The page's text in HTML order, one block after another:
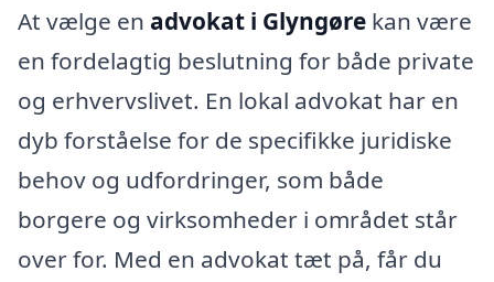
At vælge en advokat i Glyngøre kan være
en fordelagtig beslutning for både private
og erhvervslivet. En lokal advokat har en
dyb forståelse for de specifikke juridiske
behov og udfordringer, som både
borgere og virksomheder i området står
over for. Med en advokat tæt på, får du